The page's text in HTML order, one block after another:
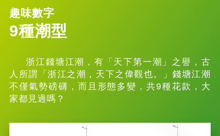
趣味數字
9種潮型
浙江錢塘江潮，有「天下第一潮」之譽，古
人所謂「浙江之潮，天下之偉觀也。」錢塘江潮
不僅氣勢磅礴，而且形態多變，共9種花款，大
家都見過嗎？